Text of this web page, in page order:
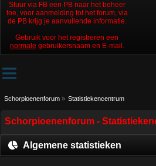
Stuur via FB een PB naar het beheer
toe, voor aanmelding tot het forum, via
de PB krijg je aanvullende informatie.
Gebruik voor het registreren een
normale gebruikersnaam en E-mail.
Schorpioenenforum» Statistiekencentrum
Schorpioenenforum -
Algemene statistieken